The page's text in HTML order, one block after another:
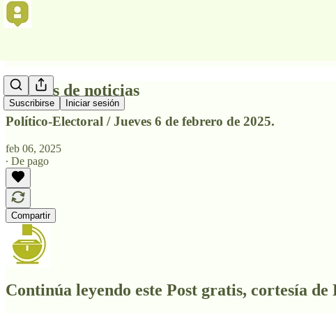
Suscribirse Iniciar sesión
Síntesis de noticias
Político-Electoral / Jueves 6 de febrero de 2025.
feb 06, 2025
∙ De pago
Compartir
Continúa leyendo este Post gratis, cortesía